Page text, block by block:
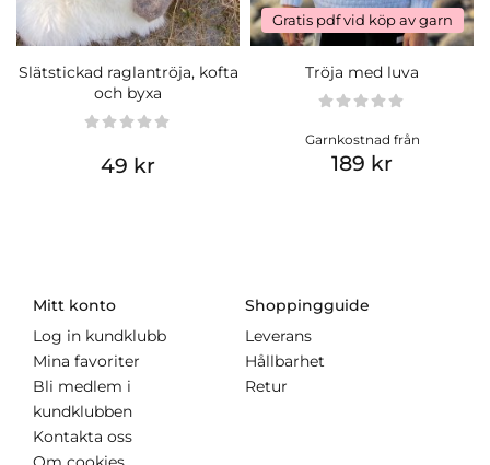
Slätstickad raglantröja, kofta
och byxa
49 kr
Gratis pdf vid köp av garn
Tröja med luva
Garnkostnad från
189 kr
Mitt konto
Log in kundklubb
Mina favoriter
Bli medlem i
kundklubben
Kontakta oss
Shoppingguide
Leverans
Hållbarhet
Retur